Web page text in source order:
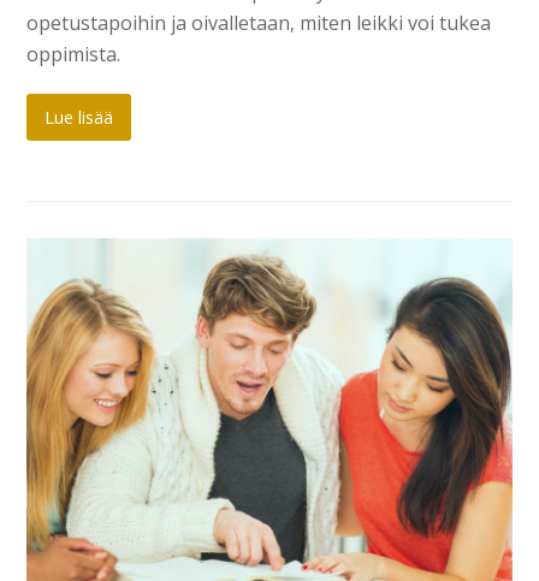
opetustapoihin ja oivalletaan, miten leikki voi tukea
oppimista.
Lue lisää